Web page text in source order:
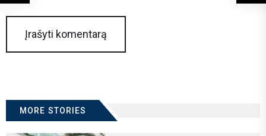
MORE STORIES